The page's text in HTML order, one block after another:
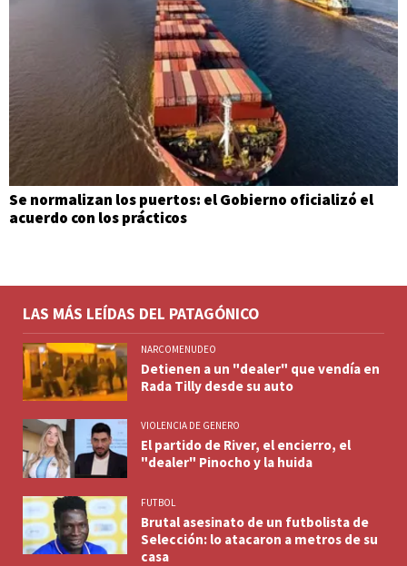
Se normalizan los puertos: el Gobierno oficializó el
acuerdo con los prácticos
LAS MÁS LEÍDAS DEL PATAGÓNICO
NARCOMENUDEO
Detienen a un "dealer" que vendía en
Rada Tilly desde su auto
VIOLENCIA DE GENERO
El partido de River, el encierro, el
"dealer" Pinocho y la huida
FUTBOL
Brutal asesinato de un futbolista de
Selección: lo atacaron a metros de su
casa